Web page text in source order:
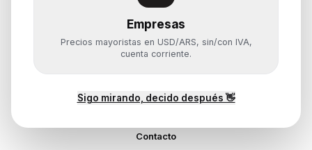
Empresas
Precios mayoristas en USD/ARS, sin/con IVA,
cuenta corriente.
Sigo mirando, decido después 👋
Ayuda
Mis pedidos
¿Cómo querés comprar?
Contacto